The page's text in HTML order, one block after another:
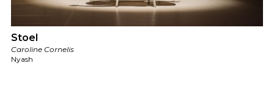
Stoel
Caroline Cornelis
Nyash